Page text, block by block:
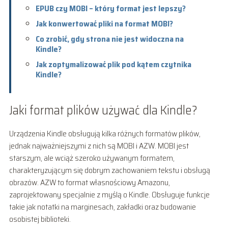
EPUB czy MOBI – który format jest lepszy?
Jak konwertować pliki na format MOBI?
Co zrobić, gdy strona nie jest widoczna na
Kindle?
Jak zoptymalizować plik pod kątem czytnika
Kindle?
Jaki format plików używać dla Kindle?
Urządzenia Kindle obsługują kilka różnych formatów plików,
jednak najważniejszymi z nich są MOBI i AZW. MOBI jest
starszym, ale wciąż szeroko używanym formatem,
charakteryzującym się dobrym zachowaniem tekstu i obsługą
obrazów. AZW to format własnościowy Amazonu,
zaprojektowany specjalnie z myślą o Kindle. Obsługuje funkcje
takie jak notatki na marginesach, zakładki oraz budowanie
osobistej biblioteki.